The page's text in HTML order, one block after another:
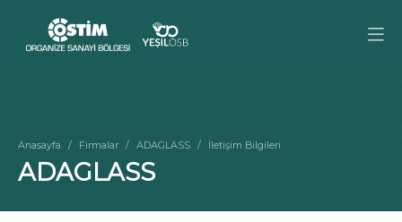
Anasayfa Firmalar ADAGLASS İletişim Bilgileri
ADAGLASS